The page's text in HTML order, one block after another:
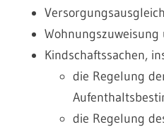
Kindschaftssachen,
die Regelung
die Regelung